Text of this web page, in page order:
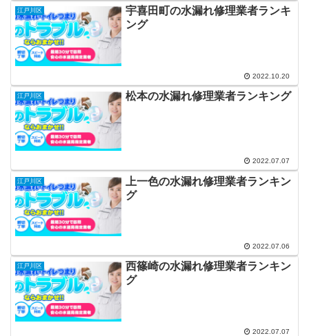
江戸川区
宇喜田町の水漏れ修理業者ランキ
ング
2022.10.20
江戸川区 松本の水漏れ修理業者ランキング
2022.07.07
江戸川区
上一色の水漏れ修理業者ランキン
グ
2022.07.06
江戸川区
西篠崎の水漏れ修理業者ランキン
グ
2022.07.07